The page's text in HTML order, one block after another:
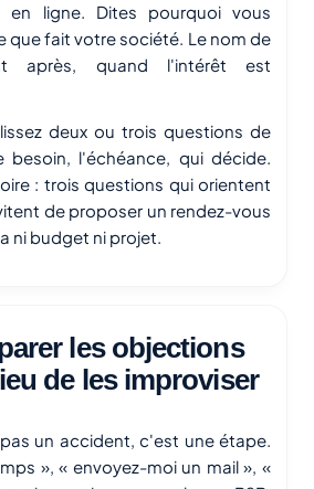
en ligne. Dites pourquoi vous
que fait votre société. Le nom de
après, quand l'intérêt est
deux ou trois questions de
l'échéance, qui décide.
: trois questions qui orientent
de proposer un rendez-vous
ni budget ni projet.
les objections
de les improviser
un accident, c'est une étape.
», « envoyez-moi un mail », «